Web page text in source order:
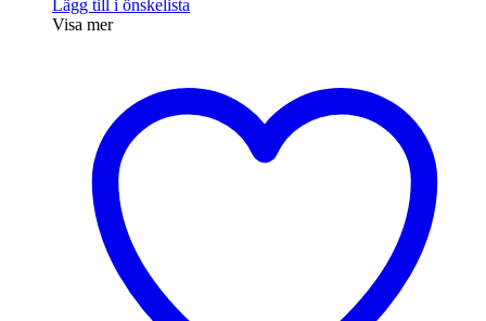
Lägg till i önskelista
Visa mer